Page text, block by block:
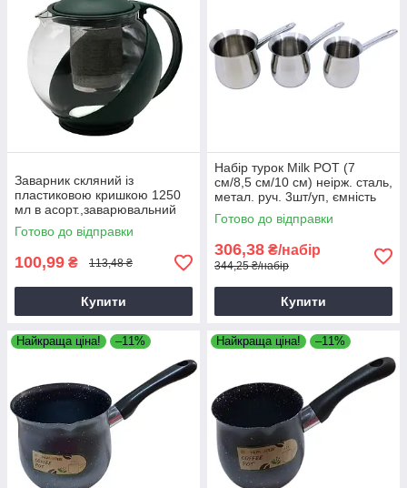
Заварник скляний із
пластиковою кришкою 1250
мл в асорт.,заварювальний
чайник
Готово до відправки
100,99 ₴ 113,48 ₴
Купити
Набір турок Milk POT (7
см/8,5 см/10 см) неірж. сталь,
метал. руч. 3шт/уп, ємність
для кави зі сталі, кавовий
набір турки
Готово до відправки
306,38 ₴/набір
344,25 ₴/набір
Купити
Найкраща ціна! –11% Найкраща ціна! –11%